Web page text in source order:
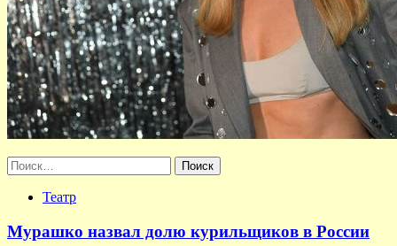
Найти:
Театр
Мурашко назвал долю курильщиков в России